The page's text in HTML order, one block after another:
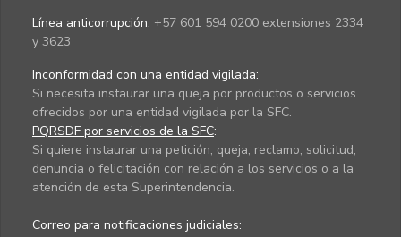
Línea anticorrupción: +57 601 594 0200 extensiones 2334
y 3623
Inconformidad con una entidad vigilada:
Si necesita instaurar una queja por productos o servicios
ofrecidos por una entidad vigilada por la SFC.
PQRSDF por servicios de la SFC:
Si quiere instaurar una petición, queja, reclamo, solicitud,
denuncia o felicitación con relación a los servicios o a la
atención de esta Superintendencia.
Correo para notificaciones judiciales: